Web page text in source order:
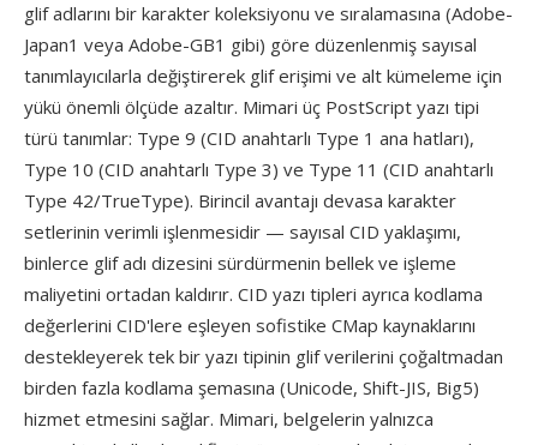
glif adlarını bir karakter koleksiyonu ve sıralamasına (Adobe-
Japan1 veya Adobe-GB1 gibi) göre düzenlenmiş sayısal
tanımlayıcılarla değiştirerek glif erişimi ve alt kümeleme için
yükü önemli ölçüde azaltır. Mimari üç PostScript yazı tipi
türü tanımlar: Type 9 (CID anahtarlı Type 1 ana hatları),
Type 10 (CID anahtarlı Type 3) ve Type 11 (CID anahtarlı
Type 42/TrueType). Birincil avantajı devasa karakter
setlerinin verimli işlenmesidir — sayısal CID yaklaşımı,
binlerce glif adı dizesini sürdürmenin bellek ve işleme
maliyetini ortadan kaldırır. CID yazı tipleri ayrıca kodlama
değerlerini CID'lere eşleyen sofistike CMap kaynaklarını
destekleyerek tek bir yazı tipinin glif verilerini çoğaltmadan
birden fazla kodlama şemasına (Unicode, Shift-JIS, Big5)
hizmet etmesini sağlar. Mimari, belgelerin yalnızca